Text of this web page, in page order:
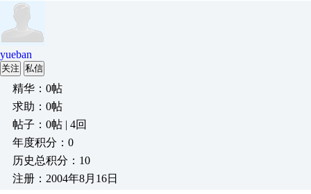
yueban
关注 私信
精华：0帖
求助：0帖
帖子：0帖 | 4回
年度积分：0
历史总积分：10
注册：2004年8月16日